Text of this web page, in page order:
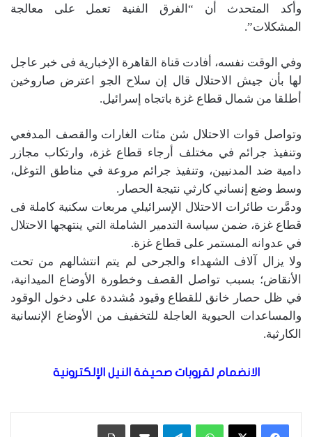
وأكد المتحدث أن “الفرق الفنية تعمل على معالجة
المشكلات”.
وفي الوقت نفسه، أفادت قناة القاهرة الإخبارية فى خبر عاجل
لها بأن جيش الاحتلال قال إن سلاح الجو اعترض صاروخين
أطلقا من شمال قطاع غزة باتجاه إسرائيل.
وتواصل قوات الاحتلال شن مئات الغارات والقصف المدفعي
وتنفيذ جرائم في مختلف أرجاء قطاع غزة، وارتكاب مجازر
دامية ضد المدنيين، وتنفيذ جرائم مروعة في مناطق التوغل،
وسط وضع إنساني كارثي نتيجة الحصار.
ودمَّرت طائرات الاحتلال الإسرائيلي مربعات سكنية كاملة فى
قطاع غزة، ضمن سياسة التدمير الشاملة التي ينتهجها الاحتلال
في عدوانه المستمر على قطاع غزة.
ولا يزال آلاف الشهداء والجرحى لم يتم انتشالهم من تحت
الأنقاض؛ بسبب تواصل القصف وخطورة الأوضاع الميدانية،
في ظل حصار خانق للقطاع وقيود مُشددة على دخول الوقود
والمساعدات الحيوية العاجلة للتخفيف من الأوضاع الإنسانية
الكارثية.
الانضمام لقروبات صحيفة النيل الإلكترونية
واتساب تيلقرام مشاركة عبر البريد طباعة